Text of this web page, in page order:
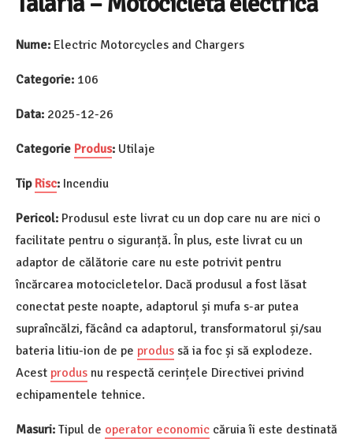
Nume: Electric Motorcycles and Chargers
Categorie: 106
Data: 2025-12-26
Categorie Produs: Utilaje
Tip Risc: Incendiu
Pericol: Produsul este livrat cu un dop care nu are nici o
facilitate pentru o siguranță. În plus, este livrat cu un
adaptor de călătorie care nu este potrivit pentru
încărcarea motocicletelor. Dacă produsul a fost lăsat
conectat peste noapte, adaptorul și mufa s-ar putea
supraîncălzi, făcând ca adaptorul, transformatorul și/sau
bateria litiu-ion de pe produs să ia foc și să explodeze.
Acest produs nu respectă cerințele Directivei privind
echipamentele tehnice.
Masuri: Tipul de operator economic căruia îi este destinată